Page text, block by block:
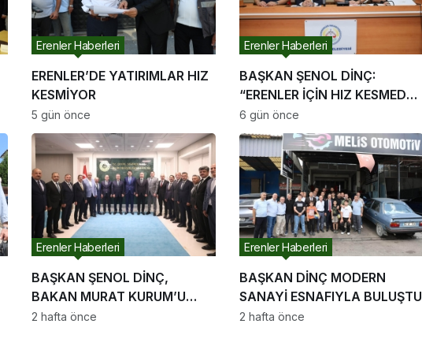
ERENLER’DE YATIRIMLAR HIZ
KESMİYOR
Erenler Haberleri
5 gün önce
BAŞKAN ŞENOL DİNÇ:
“ERENLER İÇİN HIZ KESMEDEN
DEVAM”
Erenler Haberleri
6 gün önce
BAŞKAN ŞENOL DİNÇ,
BAKAN MURAT KURUM’U
ZİYARET ETTİ
Erenler Haberleri
2 hafta önce
BAŞKAN DİNÇ MODERN
SANAYİ ESNAFIYLA BULUŞTU
Erenler Haberleri
2 hafta önce